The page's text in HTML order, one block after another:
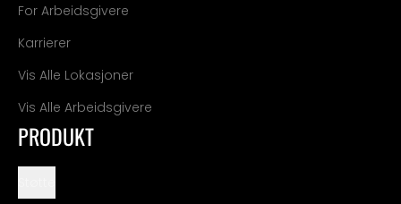
For Arbeidsgivere
Karrierer
Vis Alle Lokasjoner
Vis Alle Arbeidsgivere
PRODUKT